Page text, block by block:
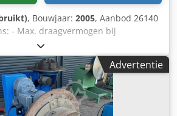
, Bouwjaar: 2005, Aanbod 26140
- Max. draagvermogen bij
kg - Max. draagvermogen in alle
kg Cjdszfhvzopfx Apysrf -
400 mm - Doorlaatgat / holle
handmatig zwenkbaar links en
traploos regelbaar: ca. 0,15
en linksom draaien - Elektrisch
Advertentie